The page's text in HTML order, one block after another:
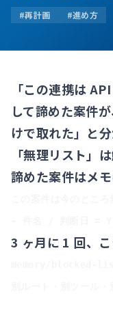
#再計画 #進め方
「この連携は
して諦めた案件
けで取れた」と
「無理リスト」
諦めた案件はメモ
3 ヶ月に 1 回、こ